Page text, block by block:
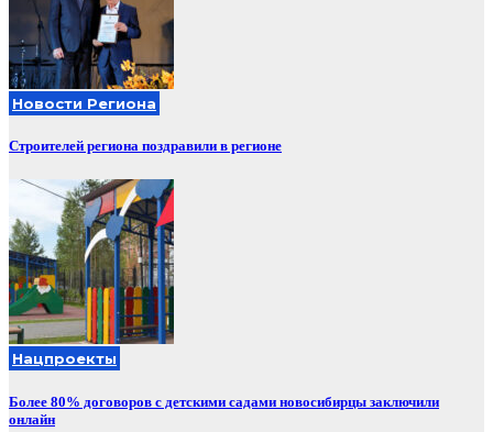
Новости Региона
Строителей региона поздравили в регионе
Нацпроекты
Более 80% договоров с детскими садами новосибирцы заключили
онлайн